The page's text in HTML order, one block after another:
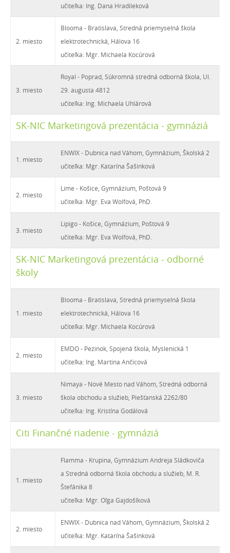
učiteľka: Ing. Dana Hradileková
2. miesto
Blooma - Bratislava, Stredná priemyselná škola
elektrotechnická, Hálova 16
učiteľka: Mgr. Michaela Kocúrová
3. miesto
Royal - Poprad, Súkromná stredná odborná škola, Ul.
29. augusta 4812
učiteľka: Ing. Michaela Uhlárová
SK-NIC Marketingová prezentácia - gymnáziá
1. miesto
ENWIX - Dubnica nad Váhom, Gymnázium, Školská 2
učiteľka: Mgr. Katarína Šašinková
2. miesto
Lime - Košice, Gymnázium, Poštová 9
učiteľka: Mgr. Eva Wolfová, PhD.
3. miesto
Lipigo - Košice, Gymnázium, Poštová 9
učiteľka: Mgr. Eva Wolfová, PhD.
SK-NIC Marketingová prezentácia - odborné
školy
1. miesto
Blooma - Bratislava, Stredná priemyselná škola
elektrotechnická, Hálova 16
učiteľka: Mgr. Michaela Kocúrová
2. miesto
EMDO - Pezinok, Spojená škola, Myslenická 1
učiteľka: Ing. Martina Ančicová
3. miesto
Nimaya - Nové Mesto nad Váhom, Stredná odborná
škola obchodu a služieb, Piešťanská 2262/80
učiteľka: Ing. Kristína Godálová
Citi Finančné riadenie - gymnáziá
1. miesto
Flamma - Krupina, Gymnázium Andreja Sládkoviča
a Stredná odborná škola obchodu a služieb, M. R.
Štefánika 8
učiteľka: Mgr. Oľga Gajdošíková
2. miesto
ENWIX - Dubnica nad Váhom, Gymnázium, Školská 2
učiteľka: Mgr. Katarína Šašinková